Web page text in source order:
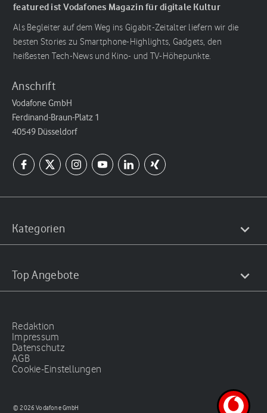
featured ist Vodafones Magazin für digitale Kultur
Als Begleiter auf dem Weg ins Gigabit-Zeitalter liefern wir die
besten Stories zu Smartphone-Highlights, Gadgets, den
heißesten Tech-News und Kino- und TV-Höhepunkte.
Anschrift
Vodafone GmbH
Ferdinand-Braun-Platz 1
40549 Düsseldorf
Kategorien
Top Angebote
Redaktion
Impressum
Datenschutz
AGB
Cookie-Einstellungen
© 2026 Vodafone GmbH